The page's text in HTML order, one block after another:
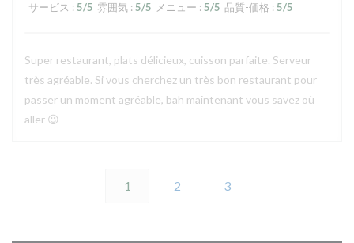
サービス : 5/5 雰囲気 : 5/5 メニュー : 5/5 品質-価格 : 5/5
Super restaurant, plats délicieux, cuisson parfaite. Serveur
très agréable. Si vous cherchez un très bon restaurant pour
passer un moment agréable, bah maintenant vous savez où
aller 😉
1 2 3